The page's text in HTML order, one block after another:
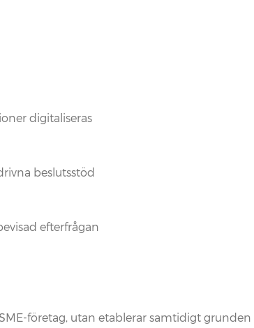
digitaliseras
beslutsstöd
efterfrågan
företag, utan etablerar samtidigt